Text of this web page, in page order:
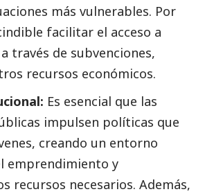
más vulnerables. Por
facilitar el acceso a
través de subvenciones,
recursos económicos.
Es esencial que las
impulsen políticas que
creando un entorno
emprendimiento y
recursos necesarios. Además,